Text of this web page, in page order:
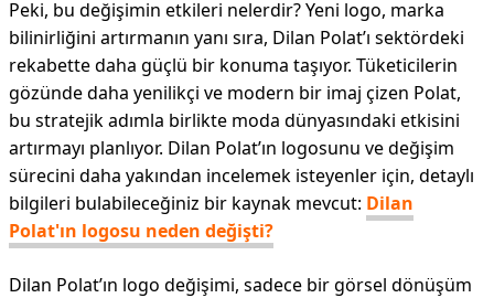
Peki, bu değişimin etkileri nelerdir? Yeni logo, marka
bilinirliğini artırmanın yanı sıra, Dilan Polat’ı sektördeki
rekabette daha güçlü bir konuma taşıyor. Tüketicilerin
gözünde daha yenilikçi ve modern bir imaj çizen Polat,
bu stratejik adımla birlikte moda dünyasındaki etkisini
artırmayı planlıyor. Dilan Polat’ın logosunu ve değişim
sürecini daha yakından incelemek isteyenler için, detaylı
bilgileri bulabileceğiniz bir kaynak mevcut: Dilan
Polat'ın logosu neden değişti?
Dilan Polat’ın logo değişimi, sadece bir görsel dönüşüm